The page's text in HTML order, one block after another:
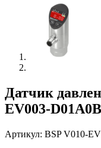
Датчик
EV003-
Артикул: BSP V010-